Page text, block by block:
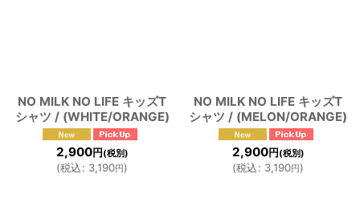
NO MILK NO LIFE キッズT
シャツ / (WHITE/ORANGE)
2,900円(税別)
(税込: 3,190円)
NO MILK NO LIFE キッズT
シャツ / (MELON/ORANGE)
2,900円(税別)
(税込: 3,190円)